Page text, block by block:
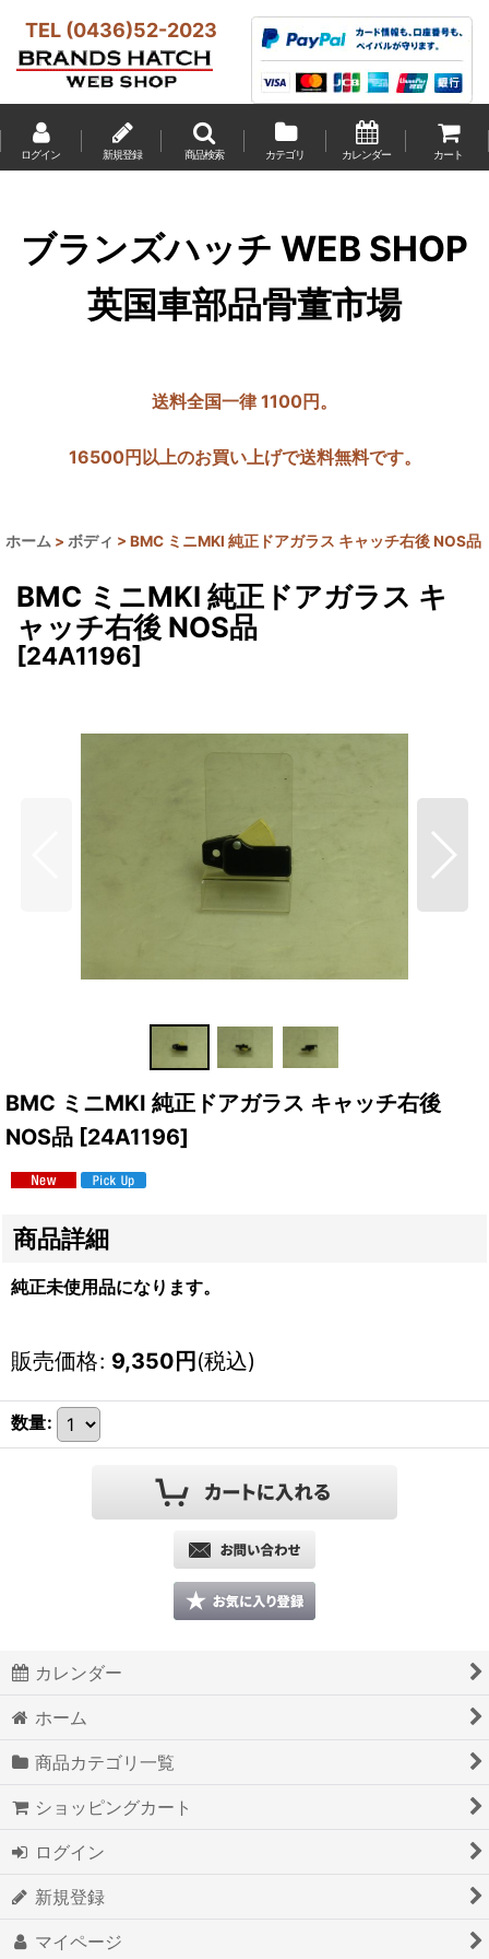
TEL (0436)52-2023
ログイン 新規登録 商品検索 カテゴリ カレンダー カート
ブランズハッチ WEB SHOP
英国車部品骨董市場
送料全国一律 1100円。
16500円以上のお買い上げで送料無料です。
ホーム > ボディ > BMC ミニMKI 純正ドアガラス キャッチ右後 NOS品
BMC ミニMKI 純正ドアガラス キ
ャッチ右後 NOS品
[24A1196]
BMC ミニMKI 純正ドアガラス キャッチ右後
NOS品 [24A1196]
商品詳細
純正未使用品になります。
販売価格: 9,350 円 (税込)
数量:
カレンダー
ホーム
商品カテゴリ一覧
ショッピングカート
ログイン
新規登録
マイページ